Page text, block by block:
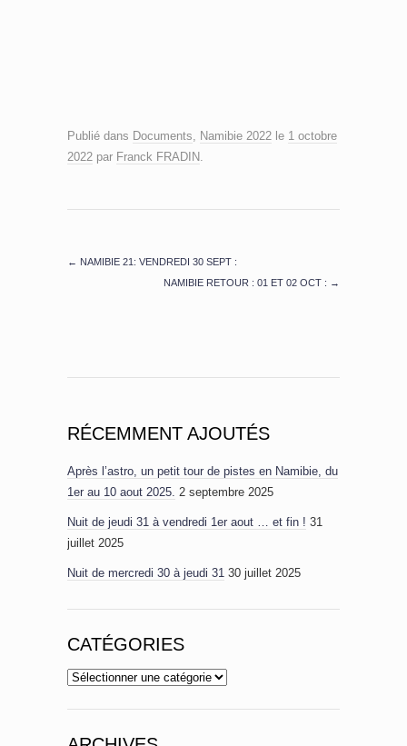
Publié dans Documents, Namibie 2022 le 1 octobre
2022 par Franck FRADIN.
← NAMIBIE 21: VENDREDI 30 SEPT :
NAMIBIE RETOUR : 01 ET 02 OCT : →
RÉCEMMENT AJOUTÉS
Après l’astro, un petit tour de pistes en Namibie, du
1er au 10 aout 2025. 2 septembre 2025
Nuit de jeudi 31 à vendredi 1er aout … et fin ! 31
juillet 2025
Nuit de mercredi 30 à jeudi 31 30 juillet 2025
CATÉGORIES
Catégories